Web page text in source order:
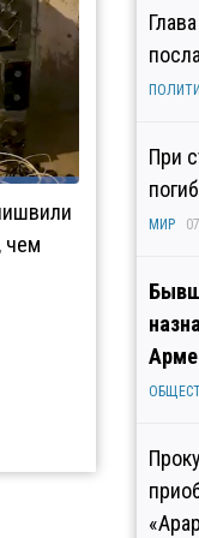
чем
При
МИР